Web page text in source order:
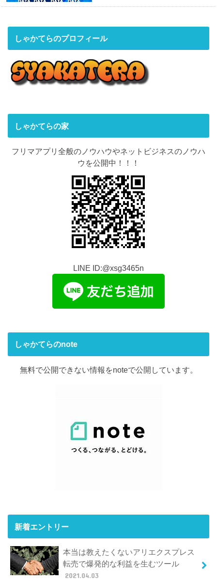
しゃかてらのプロフィール
しゃかてらの家
フリマアプリ全般のノウハウやネットビジネスのノウハ
ウを公開中！！！
LINE ID:@xsg3465n
しゃかてらのnote
無料で公開できない情報をnoteで公開しています。
新着エントリー
本当は教えたくないアリエクスプレス
転売で爆発的な利益を生むツール
2021.04.03